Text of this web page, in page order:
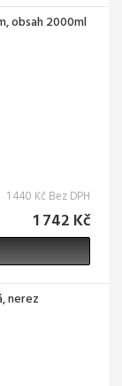
obsah 2000ml
1 440 Kč Bez DPH
1 742 Kč
nerez